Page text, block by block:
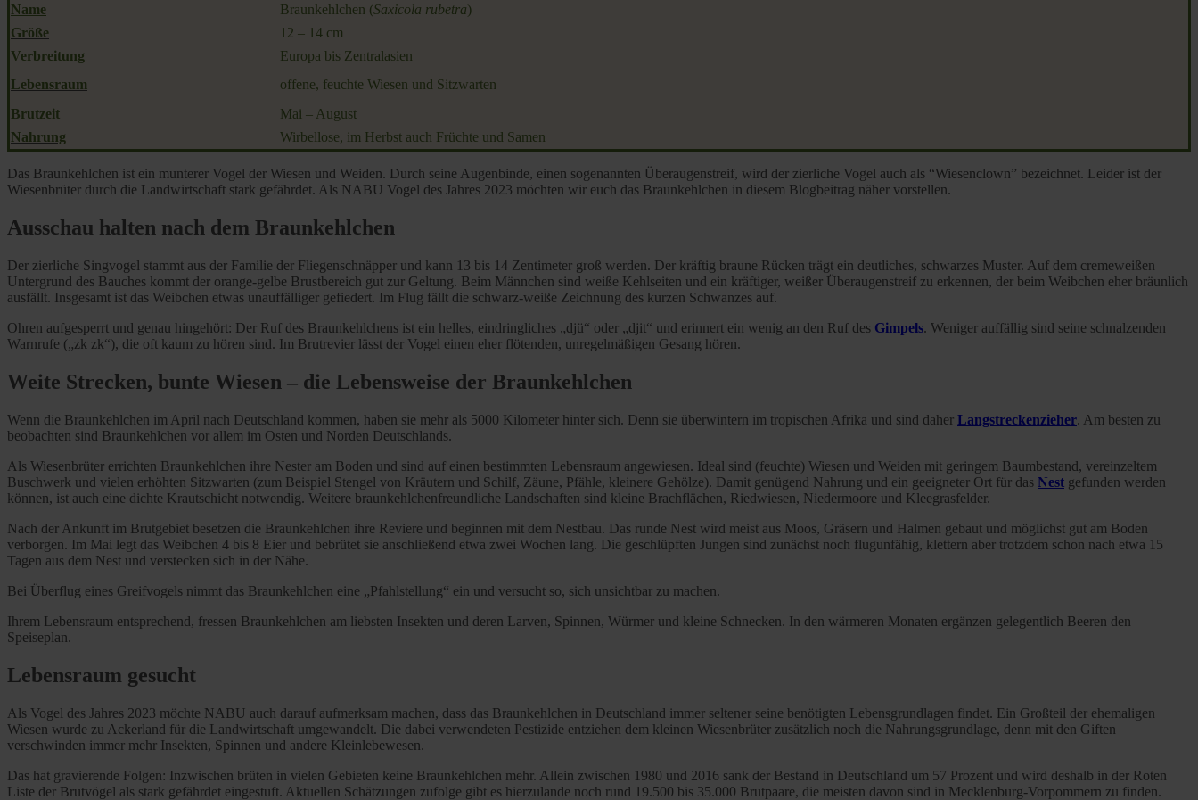
Name Braunkehlchen (Saxicola rubetra)
Größe
12 – 14 cm
Verbreitung
Europa bis Zentralasien
Lebensraum
offene, feuchte Wiesen und Sitzwarten
Brutzeit
Mai – August
Nahrung
Wirbellose, im Herbst auch Früchte und Samen
Das Braunkehlchen ist ein munterer Vogel der Wiesen und Weiden. Durch seine Augenbinde, einen sogenannten Überaugenstreif, wird der zierliche Vogel auch als “Wiesenclown” bezeichnet. Leider ist der
Wiesenbrüter durch die Landwirtschaft stark gefährdet. Als NABU Vogel des Jahres 2023 möchten wir euch das Braunkehlchen in diesem Blogbeitrag näher vorstellen.
Ausschau halten nach dem Braunkehlchen
Der zierliche Singvogel stammt aus der Familie der Fliegenschnäpper und kann 13 bis 14 Zentimeter groß werden. Der kräftig braune Rücken trägt ein deutliches, schwarzes Muster. Auf dem cremeweißen
Untergrund des Bauches kommt der orange-gelbe Brustbereich gut zur Geltung. Beim Männchen sind weiße Kehlseiten und ein kräftiger, weißer Überaugenstreif zu erkennen, der beim Weibchen eher bräunlich
ausfällt. Insgesamt ist das Weibchen etwas unauffälliger gefiedert. Im Flug fällt die schwarz-weiße Zeichnung des kurzen Schwanzes auf.
Ohren aufgesperrt und genau hingehört: Der Ruf des Braunkehlchens ist ein helles, eindringliches „djü“ oder „djit“ und erinnert ein wenig an den Ruf des Gimpels. Weniger auffällig sind seine schnalzenden
Warnrufe („zk zk“), die oft kaum zu hören sind. Im Brutrevier lässt der Vogel einen eher flötenden, unregelmäßigen Gesang hören.
Weite Strecken, bunte Wiesen – die Lebensweise der Braunkehlchen
Wenn die Braunkehlchen im April nach Deutschland kommen, haben sie mehr als 5000 Kilometer hinter sich. Denn sie überwintern im tropischen Afrika und sind daher Langstreckenzieher. Am besten zu
beobachten sind Braunkehlchen vor allem im Osten und Norden Deutschlands.
Als Wiesenbrüter errichten Braunkehlchen ihre Nester am Boden und sind auf einen bestimmten Lebensraum angewiesen. Ideal sind (feuchte) Wiesen und Weiden mit geringem Baumbestand, vereinzeltem
Buschwerk und vielen erhöhten Sitzwarten (zum Beispiel Stengel von Kräutern und Schilf, Zäune, Pfähle, kleinere Gehölze). Damit genügend Nahrung und ein geeigneter Ort für das Nest gefunden werden
können, ist auch eine dichte Krautschicht notwendig. Weitere braunkehlchenfreundliche Landschaften sind kleine Brachflächen, Riedwiesen, Niedermoore und Kleegrasfelder.
Nach der Ankunft im Brutgebiet besetzen die Braunkehlchen ihre Reviere und beginnen mit dem Nestbau. Das runde Nest wird meist aus Moos, Gräsern und Halmen gebaut und möglichst gut am Boden
verborgen. Im Mai legt das Weibchen 4 bis 8 Eier und bebrütet sie anschließend etwa zwei Wochen lang. Die geschlüpften Jungen sind zunächst noch flugunfähig, klettern aber trotzdem schon nach etwa 15
Tagen aus dem Nest und verstecken sich in der Nähe.
Bei Überflug eines Greifvogels nimmt das Braunkehlchen eine „Pfahlstellung“ ein und versucht so, sich unsichtbar zu machen.
Ihrem Lebensraum entsprechend, fressen Braunkehlchen am liebsten Insekten und deren Larven, Spinnen, Würmer und kleine Schnecken. In den wärmeren Monaten ergänzen gelegentlich Beeren den
Speiseplan.
Lebensraum gesucht
Als Vogel des Jahres 2023 möchte NABU auch darauf aufmerksam machen, dass das Braunkehlchen in Deutschland immer seltener seine benötigten Lebensgrundlagen findet. Ein Großteil der ehemaligen
Wiesen wurde zu Ackerland für die Landwirtschaft umgewandelt. Die dabei verwendeten Pestizide entziehen dem kleinen Wiesenbrüter zusätzlich noch die Nahrungsgrundlage, denn mit den Giften
verschwinden immer mehr Insekten, Spinnen und andere Kleinlebewesen.
Das hat gravierende Folgen: Inzwischen brüten in vielen Gebieten keine Braunkehlchen mehr. Allein zwischen 1980 und 2016 sank der Bestand in Deutschland um 57 Prozent und wird deshalb in der Roten
Liste der Brutvögel als stark gefährdet eingestuft. Aktuellen Schätzungen zufolge gibt es hierzulande noch rund 19.500 bis 35.000 Brutpaare, die meisten davon sind in Mecklenburg-Vorpommern zu finden.